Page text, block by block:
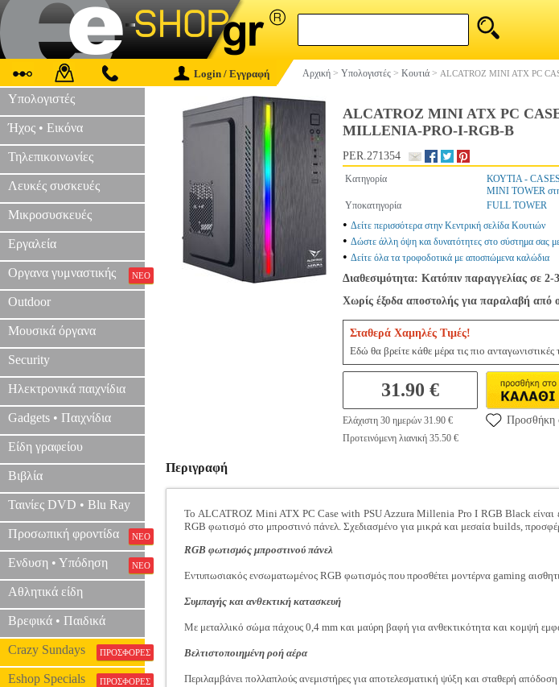
Login / Εγγραφή Αρχική > Υπολογιστές > Κουτιά > ALCATROZ MINI ATX PC
Υπολογιστές
Ήχος • Εικόνα
Τηλεπικοινωνίες
Λευκές συσκευές
Μικροσυσκευές
Εργαλεία
Οργανα γυμναστικής ΝΕΟ
Outdoor
Μουσικά όργανα
Security
Ηλεκτρονικά παιχνίδια
Gadgets • Παιχνίδια
Είδη γραφείου
Βιβλία
Ταινίες DVD • Blu Ray
Προσωπική φροντίδα ΝΕΟ
Ενδυση • Υπόδηση ΝΕΟ
Αθλητικά είδη
Βρεφικά • Παιδικά
Crazy Sundays ΠΡΟΣΦΟΡΕΣ
Eshop Specials ΠΡΟΣΦΟΡΕΣ
ALCATROZ MINI ATX PC
MILLENIA-PRO-I-RGB-B
PER.271354
Κατηγορία ΚΟΥΤΙΑ - CASES
MINI TOWER
Υποκατηγορία
FULL TOWER
• Δείτε περισσότερα στην Κεντρική σελίδα Κουτιών
• Δώστε άλλη όψη και δυνατότητες στο σύστημα σας
• Δείτε όλα τα τροφοδοτικά με αποσπώμενα καλώδια
Διαθεσιμότητα: Κατόπιν παραγγελίας σε 2-
Χωρίς έξοδα αποστολής για παραλαβή από
Σταθερά Χαμηλές Τιμές!
Εδώ θα βρείτε κάθε μέρα τις πιο ανταγωνιστικές
31.90 €
Ελάχιστη 30 ημερών 31.90 €
Προτεινόμενη λιανική 35.50 €
Προσθήκη
Περιγραφή
Το ALCATROZ Mini ATX PC Case with PSU Azzura Millenia Pro I RGB Black είναι
RGB φωτισμό στο μπροστινό πάνελ. Σχεδιασμένο για μικρά και μεσαία builds,
RGB φωτισμός μπροστινού πάνελ
Εντυπωσιακός ενσωματωμένος RGB φωτισμός που προσθέτει μοντέρνα gaming
Συμπαγής και ανθεκτική κατασκευή
Με μεταλλικό σώμα πάχους 0,4 mm και μαύρη βαφή για ανθεκτικότητα και κομψή
Βελτιστοποιημένη ροή αέρα
Περιλαμβάνει πολλαπλούς ανεμιστήρες για αποτελεσματική ψύξη και σταθερή